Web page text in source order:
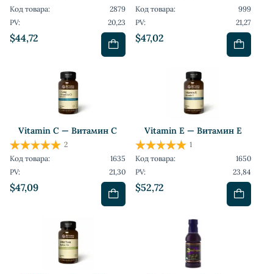
$44,72
Код товара:
2879
PV:
20,23
$47,02
Код товара:
999
PV:
21,27
Vitamin C — Витамин C
$47,09
2
Код товара:
1635
PV:
21,30
Vitamin E — Витамин Е
$52,72
1
Код товара:
1650
PV:
23,84